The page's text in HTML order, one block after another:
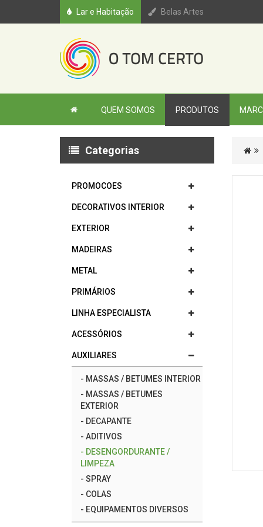
Lar e Habitação Belas Artes
QUEM SOMOS PRODUTOS
Categorias
PROMOCOES
DECORATIVOS INTERIOR
EXTERIOR
MADEIRAS
METAL
PRIMÁRIOS
LINHA ESPECIALISTA
ACESSÓRIOS
AUXILIARES
- MASSAS / BETUMES INTERIOR
- MASSAS / BETUMES
EXTERIOR
- DECAPANTE
- ADITIVOS
- DESENGORDURANTE /
LIMPEZA
- SPRAY
- COLAS
- EQUIPAMENTOS DIVERSOS